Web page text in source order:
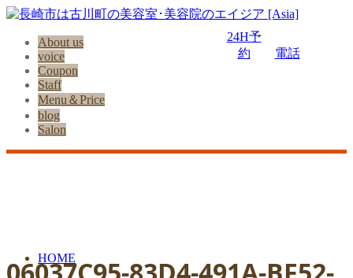
24H予
約
電話
About us
voice
Coupon
Staff
Menu＆Price
blog
Salon
HOME